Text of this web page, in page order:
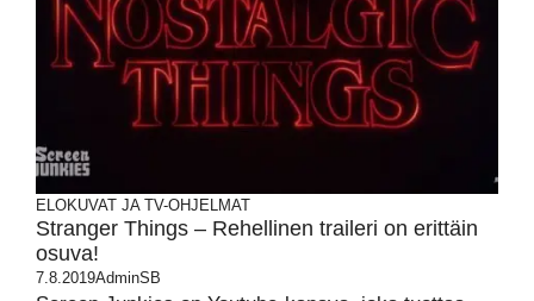
ELOKUVAT JA TV-OHJELMAT
Stranger Things – Rehellinen traileri on erittäin
osuva!
7.8.2019AdminSB